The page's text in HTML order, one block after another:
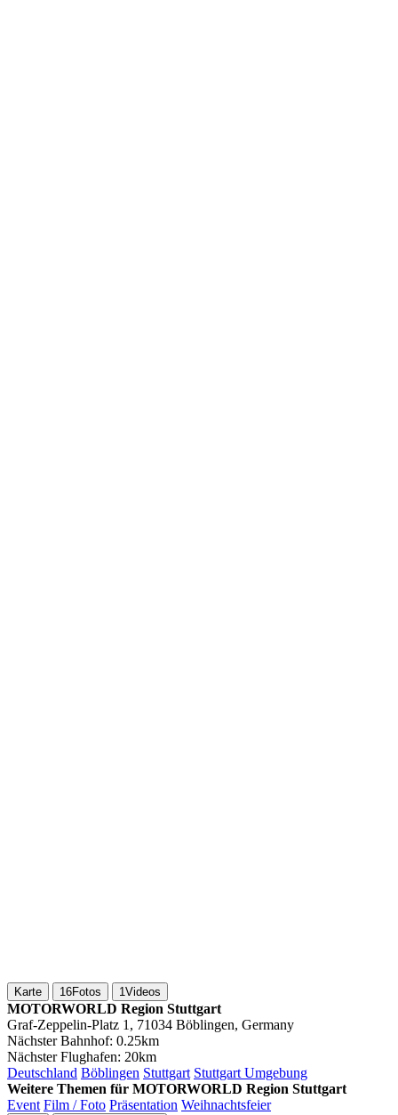
Karte 16Fotos 1Videos
MOTORWORLD Region Stuttgart
Graf-Zeppelin-Platz 1, 71034 Böblingen, Germany
Nächster Bahnhof: 0.25km
Nächster Flughafen: 20km
Deutschland Böblingen Stuttgart Stuttgart Umgebung
Weitere Themen für MOTORWORLD Region Stuttgart
Event Film / Foto Präsentation Weihnachtsfeier